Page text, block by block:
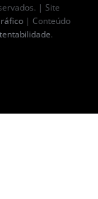
| Site
| Conteúdo
.